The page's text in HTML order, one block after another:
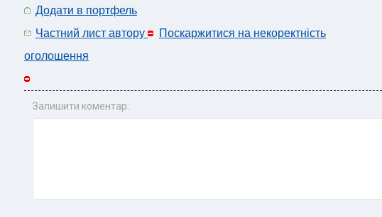
Додати в портфель
Частний лист автору
Поскаржитися на некоректність
оголошення
Залишити коментар: